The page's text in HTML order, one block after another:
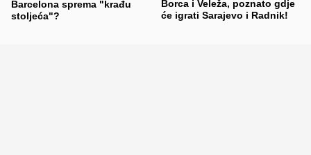
Barcelona sprema "krađu
stoljeća"?
Borca i Veleža, poznato gdje
će igrati Sarajevo i Radnik!